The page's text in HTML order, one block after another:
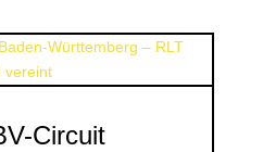
Circuit